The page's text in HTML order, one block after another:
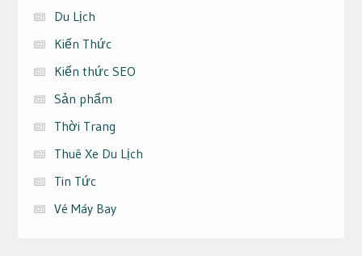
Du Lịch
Kiến Thức
Kiến thức SEO
Sản phẩm
Thời Trang
Thuê Xe Du Lịch
Tin Tức
Vé Máy Bay